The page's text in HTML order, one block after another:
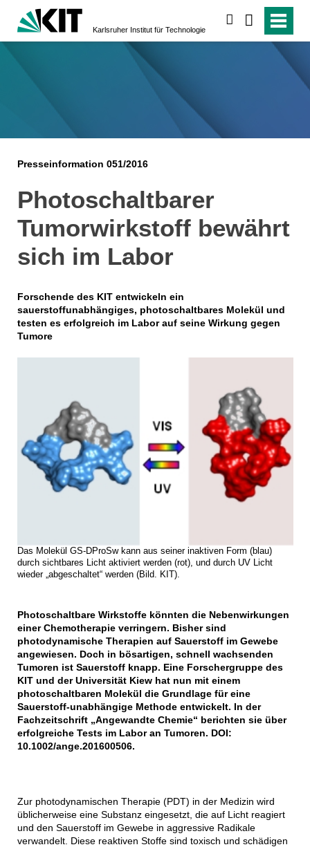
Karlsruher Institut für Technologie
Presseinformation 051/2016
Photoschaltbarer
Tumorwirkstoff bewährt
sich im Labor
Forschende des KIT entwickeln ein
sauerstoffunabhängiges, photoschaltbares Molekül und
testen es erfolgreich im Labor auf seine Wirkung gegen
Tumore
Das Molekül GS-DProSw kann aus seiner inaktiven Form (blau)
durch sichtbares Licht aktiviert werden (rot), und durch UV Licht
wieder „abgeschaltet“ werden (Bild. KIT).
Photoschaltbare Wirkstoffe könnten die Nebenwirkungen
einer Chemotherapie verringern. Bisher sind
photodynamische Therapien auf Sauerstoff im Gewebe
angewiesen. Doch in bösartigen, schnell wachsenden
Tumoren ist Sauerstoff knapp. Eine Forschergruppe des
KIT und der Universität Kiew hat nun mit einem
photoschaltbaren Molekül die Grundlage für eine
Sauerstoff-unabhängige Methode entwickelt. In der
Fachzeitschrift „Angewandte Chemie“ berichten sie über
erfolgreiche Tests im Labor an Tumoren. DOI:
10.1002/ange.201600506.
Zur photodynamischen Therapie (PDT) in der Medizin wird
üblicherweise eine Substanz eingesetzt, die auf Licht reagiert
und den Sauerstoff im Gewebe in aggressive Radikale
verwandelt. Diese reaktiven Stoffe sind toxisch und schädigen